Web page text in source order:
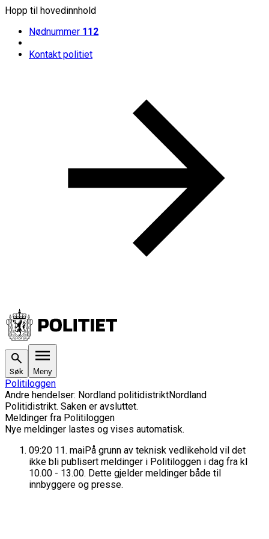
Hopp til hovedinnhold
Nødnummer 112
Kontakt politiet
Søk Meny
Politiloggen
Andre hendelser: Nordland politidistriktNordland
Politidistrikt. Saken er avsluttet.
Meldinger fra Politiloggen
Nye meldinger lastes og vises automatisk.
09:20 11. maiPå grunn av teknisk vedlikehold vil det
ikke bli publisert meldinger i Politiloggen i dag fra kl
10.00 - 13.00. Dette gjelder meldinger både til
innbyggere og presse.